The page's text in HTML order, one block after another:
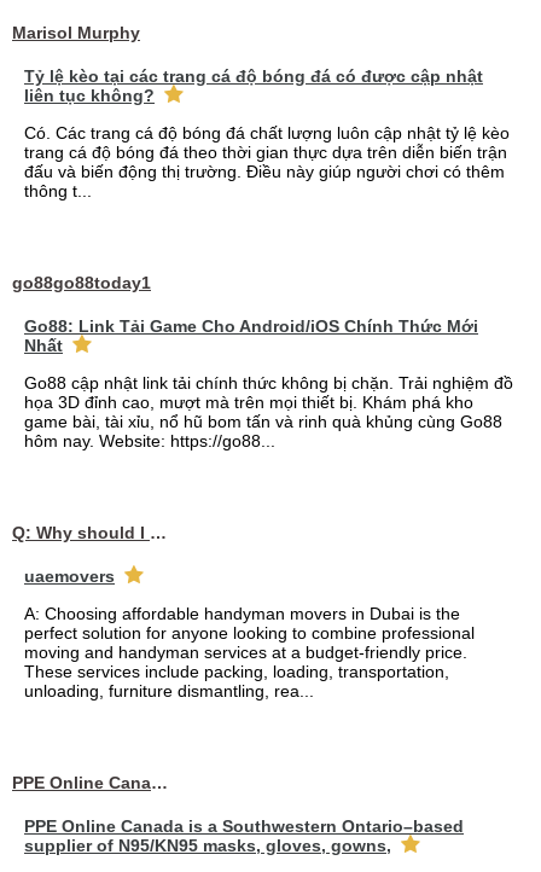
Marisol Murphy
Tỷ lệ kèo tại các trang cá độ bóng đá có được cập nhật
liên tục không?
Có. Các trang cá độ bóng đá chất lượng luôn cập nhật tỷ lệ kèo
trang cá độ bóng đá theo thời gian thực dựa trên diễn biến trận
đấu và biến động thị trường. Điều này giúp người chơi có thêm
thông t...
go88go88today1
Go88: Link Tải Game Cho Android/iOS Chính Thức Mới
Nhất
Go88 cập nhật link tải chính thức không bị chặn. Trải nghiệm đồ
họa 3D đỉnh cao, mượt mà trên mọi thiết bị. Khám phá kho
game bài, tài xỉu, nổ hũ bom tấn và rinh quà khủng cùng Go88
hôm nay. Website: https://go88...
Q: Why should I choose affordable handyman movers in Dubai for my relocation and maintenance needs?
uaemovers
A: Choosing affordable handyman movers in Dubai is the
perfect solution for anyone looking to combine professional
moving and handyman services at a budget-friendly price.
These services include packing, loading, transportation,
unloading, furniture dismantling, rea...
PPE Online Canada – Bulk PPE Supplier | N95, Gloves, Masks & Medical Supplies
PPE Online Canada is a Southwestern Ontario–based
supplier of N95/KN95 masks, gloves, gowns,